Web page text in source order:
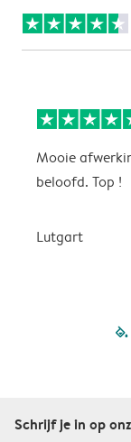
Mooie
beloofd. Top !
Lutgart
Schrijf je in op